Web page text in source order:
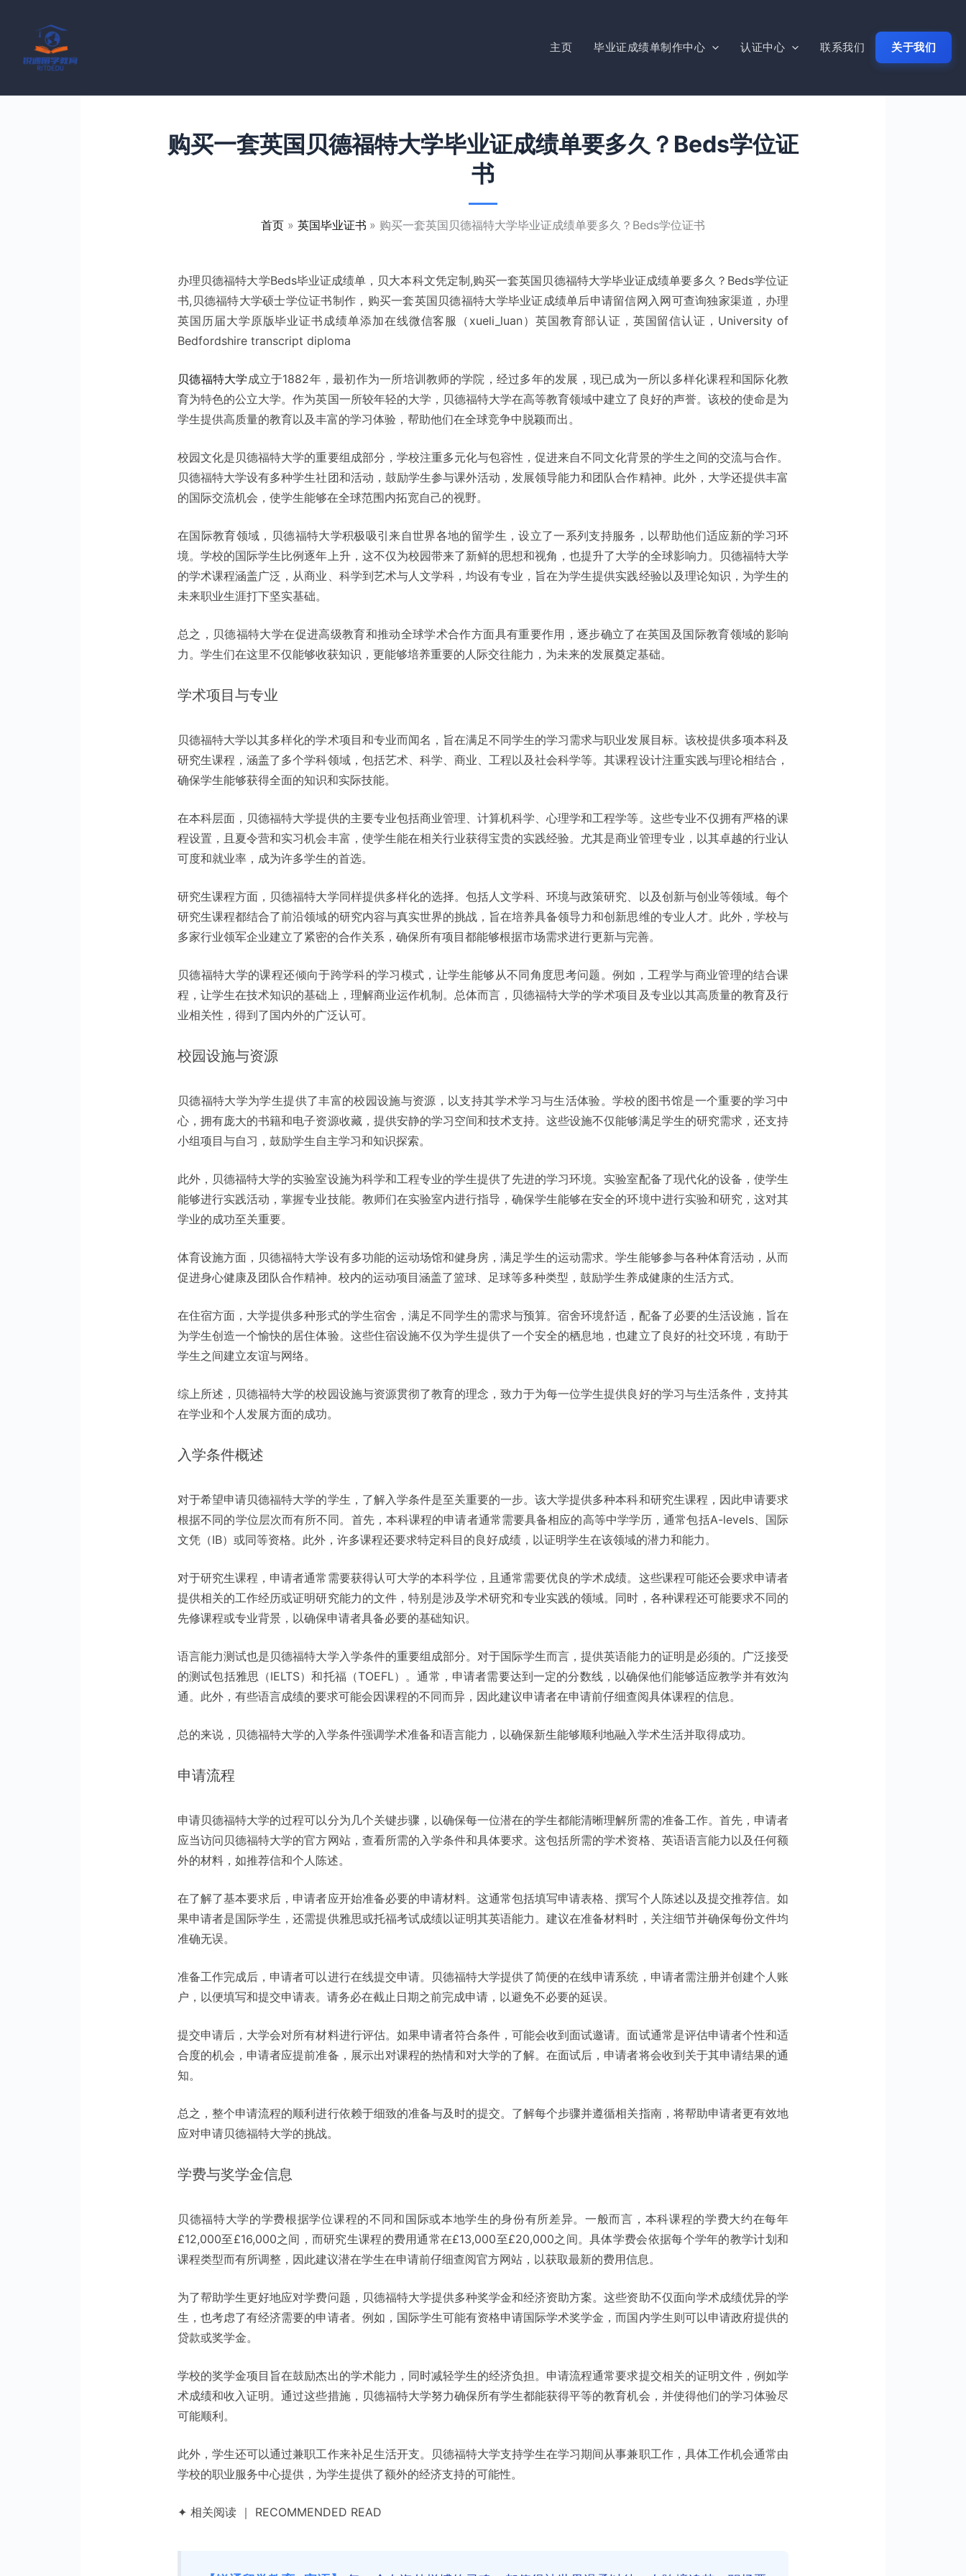
主页 毕业证成绩单制作中心 认证中心 联系我们 关于我们
购买一套英国贝德福特大学毕业证成绩单要多久？Beds学位证
书
首页 英国毕业证书 购买一套英国贝德福特大学毕业证成绩单要多久？Beds学位证书
办理贝德福特大学Beds毕业证成绩单，贝大本科文凭定制,购买一套英国贝德福特大学毕业证成绩单要多久？Beds学位证
书,贝德福特大学硕士学位证书制作，购买一套英国贝德福特大学毕业证成绩单后申请留信网入网可查询独家渠道，办理
英国历届大学原版毕业证书成绩单添加在线微信客服（xueli_luan）英国教育部认证，英国留信认证，University of
Bedfordshire transcript diploma
贝德福特大学成立于1882年，最初作为一所培训教师的学院，经过多年的发展，现已成为一所以多样化课程和国际化教
育为特色的公立大学。作为英国一所较年轻的大学，贝德福特大学在高等教育领域中建立了良好的声誉。该校的使命是为
学生提供高质量的教育以及丰富的学习体验，帮助他们在全球竞争中脱颖而出。
校园文化是贝德福特大学的重要组成部分，学校注重多元化与包容性，促进来自不同文化背景的学生之间的交流与合作。
贝德福特大学设有多种学生社团和活动，鼓励学生参与课外活动，发展领导能力和团队合作精神。此外，大学还提供丰富
的国际交流机会，使学生能够在全球范围内拓宽自己的视野。
在国际教育领域，贝德福特大学积极吸引来自世界各地的留学生，设立了一系列支持服务，以帮助他们适应新的学习环
境。学校的国际学生比例逐年上升，这不仅为校园带来了新鲜的思想和视角，也提升了大学的全球影响力。贝德福特大学
的学术课程涵盖广泛，从商业、科学到艺术与人文学科，均设有专业，旨在为学生提供实践经验以及理论知识，为学生的
未来职业生涯打下坚实基础。
总之，贝德福特大学在促进高级教育和推动全球学术合作方面具有重要作用，逐步确立了在英国及国际教育领域的影响
力。学生们在这里不仅能够收获知识，更能够培养重要的人际交往能力，为未来的发展奠定基础。
学术项目与专业
贝德福特大学以其多样化的学术项目和专业而闻名，旨在满足不同学生的学习需求与职业发展目标。该校提供多项本科及
研究生课程，涵盖了多个学科领域，包括艺术、科学、商业、工程以及社会科学等。其课程设计注重实践与理论相结合，
确保学生能够获得全面的知识和实际技能。
在本科层面，贝德福特大学提供的主要专业包括商业管理、计算机科学、心理学和工程学等。这些专业不仅拥有严格的课
程设置，且夏令营和实习机会丰富，使学生能在相关行业获得宝贵的实践经验。尤其是商业管理专业，以其卓越的行业认
可度和就业率，成为许多学生的首选。
研究生课程方面，贝德福特大学同样提供多样化的选择。包括人文学科、环境与政策研究、以及创新与创业等领域。每个
研究生课程都结合了前沿领域的研究内容与真实世界的挑战，旨在培养具备领导力和创新思维的专业人才。此外，学校与
多家行业领军企业建立了紧密的合作关系，确保所有项目都能够根据市场需求进行更新与完善。
贝德福特大学的课程还倾向于跨学科的学习模式，让学生能够从不同角度思考问题。例如，工程学与商业管理的结合课
程，让学生在技术知识的基础上，理解商业运作机制。总体而言，贝德福特大学的学术项目及专业以其高质量的教育及行
业相关性，得到了国内外的广泛认可。
校园设施与资源
贝德福特大学为学生提供了丰富的校园设施与资源，以支持其学术学习与生活体验。学校的图书馆是一个重要的学习中
心，拥有庞大的书籍和电子资源收藏，提供安静的学习空间和技术支持。这些设施不仅能够满足学生的研究需求，还支持
小组项目与自习，鼓励学生自主学习和知识探索。
此外，贝德福特大学的实验室设施为科学和工程专业的学生提供了先进的学习环境。实验室配备了现代化的设备，使学生
能够进行实践活动，掌握专业技能。教师们在实验室内进行指导，确保学生能够在安全的环境中进行实验和研究，这对其
学业的成功至关重要。
体育设施方面，贝德福特大学设有多功能的运动场馆和健身房，满足学生的运动需求。学生能够参与各种体育活动，从而
促进身心健康及团队合作精神。校内的运动项目涵盖了篮球、足球等多种类型，鼓励学生养成健康的生活方式。
在住宿方面，大学提供多种形式的学生宿舍，满足不同学生的需求与预算。宿舍环境舒适，配备了必要的生活设施，旨在
为学生创造一个愉快的居住体验。这些住宿设施不仅为学生提供了一个安全的栖息地，也建立了良好的社交环境，有助于
学生之间建立友谊与网络。
综上所述，贝德福特大学的校园设施与资源贯彻了教育的理念，致力于为每一位学生提供良好的学习与生活条件，支持其
在学业和个人发展方面的成功。
入学条件概述
对于希望申请贝德福特大学的学生，了解入学条件是至关重要的一步。该大学提供多种本科和研究生课程，因此申请要求
根据不同的学位层次而有所不同。首先，本科课程的申请者通常需要具备相应的高等中学学历，通常包括A-levels、国际
文凭（IB）或同等资格。此外，许多课程还要求特定科目的良好成绩，以证明学生在该领域的潜力和能力。
对于研究生课程，申请者通常需要获得认可大学的本科学位，且通常需要优良的学术成绩。这些课程可能还会要求申请者
提供相关的工作经历或证明研究能力的文件，特别是涉及学术研究和专业实践的领域。同时，各种课程还可能要求不同的
先修课程或专业背景，以确保申请者具备必要的基础知识。
语言能力测试也是贝德福特大学入学条件的重要组成部分。对于国际学生而言，提供英语能力的证明是必须的。广泛接受
的测试包括雅思（IELTS）和托福（TOEFL）。通常，申请者需要达到一定的分数线，以确保他们能够适应教学并有效沟
通。此外，有些语言成绩的要求可能会因课程的不同而异，因此建议申请者在申请前仔细查阅具体课程的信息。
总的来说，贝德福特大学的入学条件强调学术准备和语言能力，以确保新生能够顺利地融入学术生活并取得成功。
申请流程
申请贝德福特大学的过程可以分为几个关键步骤，以确保每一位潜在的学生都能清晰理解所需的准备工作。首先，申请者
应当访问贝德福特大学的官方网站，查看所需的入学条件和具体要求。这包括所需的学术资格、英语语言能力以及任何额
外的材料，如推荐信和个人陈述。
在了解了基本要求后，申请者应开始准备必要的申请材料。这通常包括填写申请表格、撰写个人陈述以及提交推荐信。如
果申请者是国际学生，还需提供雅思或托福考试成绩以证明其英语能力。建议在准备材料时，关注细节并确保每份文件均
准确无误。
准备工作完成后，申请者可以进行在线提交申请。贝德福特大学提供了简便的在线申请系统，申请者需注册并创建个人账
户，以便填写和提交申请表。请务必在截止日期之前完成申请，以避免不必要的延误。
提交申请后，大学会对所有材料进行评估。如果申请者符合条件，可能会收到面试邀请。面试通常是评估申请者个性和适
合度的机会，申请者应提前准备，展示出对课程的热情和对大学的了解。在面试后，申请者将会收到关于其申请结果的通
知。
总之，整个申请流程的顺利进行依赖于细致的准备与及时的提交。了解每个步骤并遵循相关指南，将帮助申请者更有效地
应对申请贝德福特大学的挑战。
学费与奖学金信息
贝德福特大学的学费根据学位课程的不同和国际或本地学生的身份有所差异。一般而言，本科课程的学费大约在每年
£12,000至£16,000之间，而研究生课程的费用通常在£13,000至£20,000之间。具体学费会依据每个学年的教学计划和
课程类型而有所调整，因此建议潜在学生在申请前仔细查阅官方网站，以获取最新的费用信息。
为了帮助学生更好地应对学费问题，贝德福特大学提供多种奖学金和经济资助方案。这些资助不仅面向学术成绩优异的学
生，也考虑了有经济需要的申请者。例如，国际学生可能有资格申请国际学术奖学金，而国内学生则可以申请政府提供的
贷款或奖学金。
学校的奖学金项目旨在鼓励杰出的学术能力，同时减轻学生的经济负担。申请流程通常要求提交相关的证明文件，例如学
术成绩和收入证明。通过这些措施，贝德福特大学努力确保所有学生都能获得平等的教育机会，并使得他们的学习体验尽
可能顺利。
此外，学生还可以通过兼职工作来补足生活开支。贝德福特大学支持学生在学习期间从事兼职工作，具体工作机会通常由
学校的职业服务中心提供，为学生提供了额外的经济支持的可能性。
✦ 相关阅读 ｜ RECOMMENDED READ